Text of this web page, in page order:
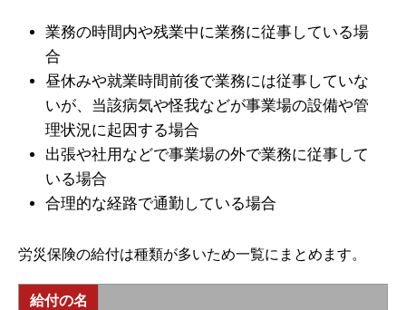
業務の時間内や残業中に業務に従事している場
合
昼休みや就業時間前後で業務には従事していな
いが、当該病気や怪我などが事業場の設備や管
理状況に起因する場合
出張や社用などで事業場の外で業務に従事して
いる場合
合理的な経路で通勤している場合
労災保険の給付は種類が多いため一覧にまとめます。
給付の名